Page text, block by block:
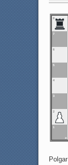
8
7
6
5
4
3
2
1
a